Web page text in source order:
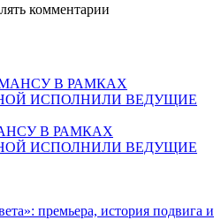
комментарии
В РАМКАХ
ИСПОЛНИЛИ ВЕДУЩИЕ
премьера, история подвига и